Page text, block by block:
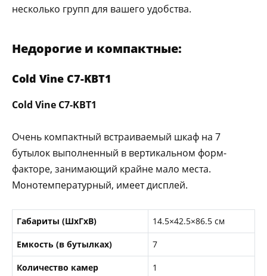
несколько групп для вашего удобства.
Недорогие и компактные:
Cold Vine C7-KBT1
Cold Vine C7-KBT1
Очень компактный встраиваемый шкаф на 7
бутылок выполненный в вертикальном форм-
факторе, занимающий крайне мало места.
Монотемпературный, имеет дисплей.
Габариты (ШxГxВ) 14.5×42.5×86.5 см
Емкость (в бутылках) 7
Количество камер 1